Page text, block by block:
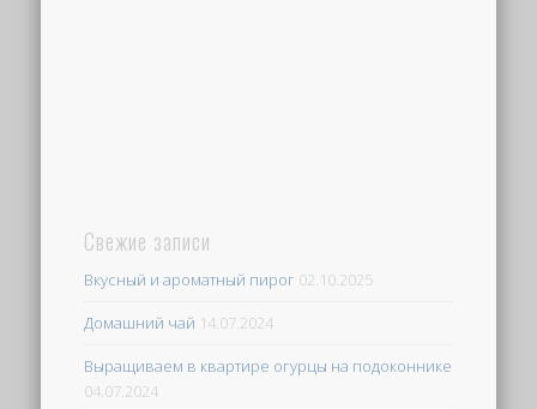
Свежие записи
Вкусный и ароматный пирог 02.10.2025
Домашний чай 14.07.2024
Выращиваем в квартире огурцы на подоконнике
04.07.2024